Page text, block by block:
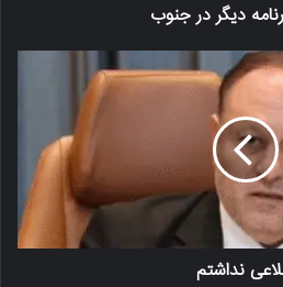
نداشتم